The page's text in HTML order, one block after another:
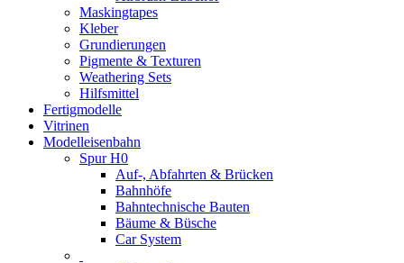
Maskingtapes
Kleber
Grundierungen
Pigmente & Texturen
Weathering Sets
Hilfsmittel
Fertigmodelle
Vitrinen
Modelleisenbahn
Spur H0
Auf-, Abfahrten & Brücken
Bahnhöfe
Bahntechnische Bauten
Bäume & Büsche
Car System